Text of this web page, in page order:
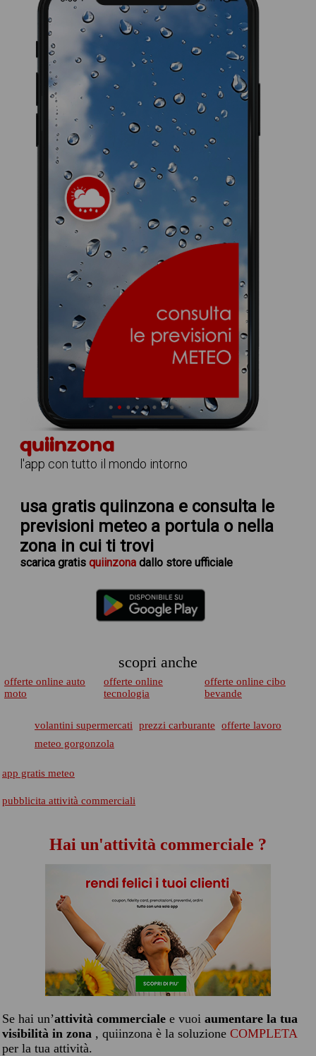
quiinzona
l'app con tutto il mondo intorno
usa gratis quiinzona e consulta le
previsioni meteo a portulao nella
zona in cui ti trovi
scarica gratis quiinzonadallo store ufficiale
scopri anche
offerte online auto
moto
offerte online
tecnologia
offerte online cibo
bevande
volantini supermercati prezzi carburante
offerte lavoro
meteo gorgonzola
app gratis meteo
pubblicita attività commerciali
Hai un'attività commerciale ?
Se hai un’attività commerciale e vuoi aumentare la tua
visibilità in zona , quiinzona è la soluzione COMPLETA
per la tua attività.